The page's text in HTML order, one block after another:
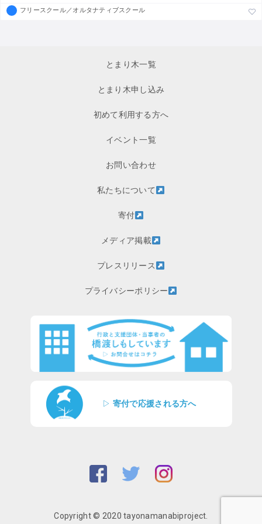
フリースクール／オルタナティブスクール
とまり木一覧
とまり木申し込み
初めて利用する方へ
イベント一覧
お問い合わせ
私たちについて
寄付
メディア掲載
プレスリリース
プライバシーポリシー
▷ 寄付で応援される方へ
Copyright © 2020 tayonamanabiproject.